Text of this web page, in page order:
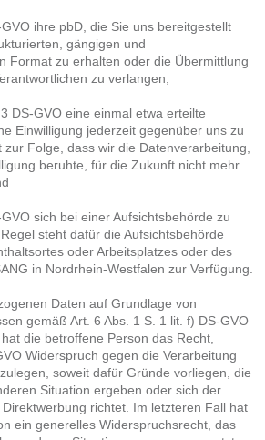
ihre pbD, die Sie uns bereitgestellt
gängigen und
Format zu erhalten oder die Übermittlung
zu verlangen;
DS-GVO eine einmal etwa erteilte
Einwilligung jederzeit gegenüber uns zu
Folge, dass wir die Datenverarbeitung,
beruhte, für die Zukunft nicht mehr
sich bei einer Aufsichtsbehörde zu
steht dafür die Aufsichtsbehörde
oder Arbeitsplatzes oder des
in Nordrhein-Westfalen zur Verfügung.
Daten auf Grundlage von
gemäß Art. 6 Abs. 1 S. 1 lit. f) DS-GVO
die betroffene Person das Recht,
Widerspruch gegen die Verarbeitung
soweit dafür Gründe vorliegen, die
Situation ergeben oder sich der
richtet. Im letzteren Fall hat
ein generelles Widerspruchsrecht, das